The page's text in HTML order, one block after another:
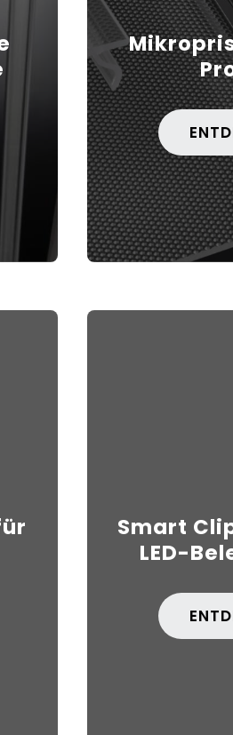
Smart
LED-